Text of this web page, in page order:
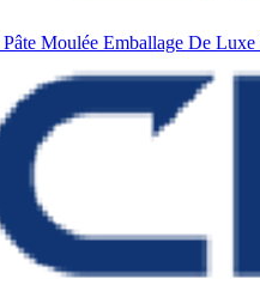
Pâte Moulée Emballage De Luxe